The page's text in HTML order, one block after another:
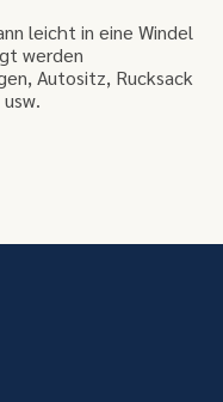
leicht in eine Windel
werden
Autositz, Rucksack
usw.